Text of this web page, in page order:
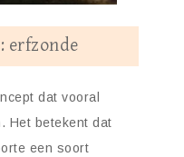
erfzonde
dat vooral
Het betekent dat
een soort